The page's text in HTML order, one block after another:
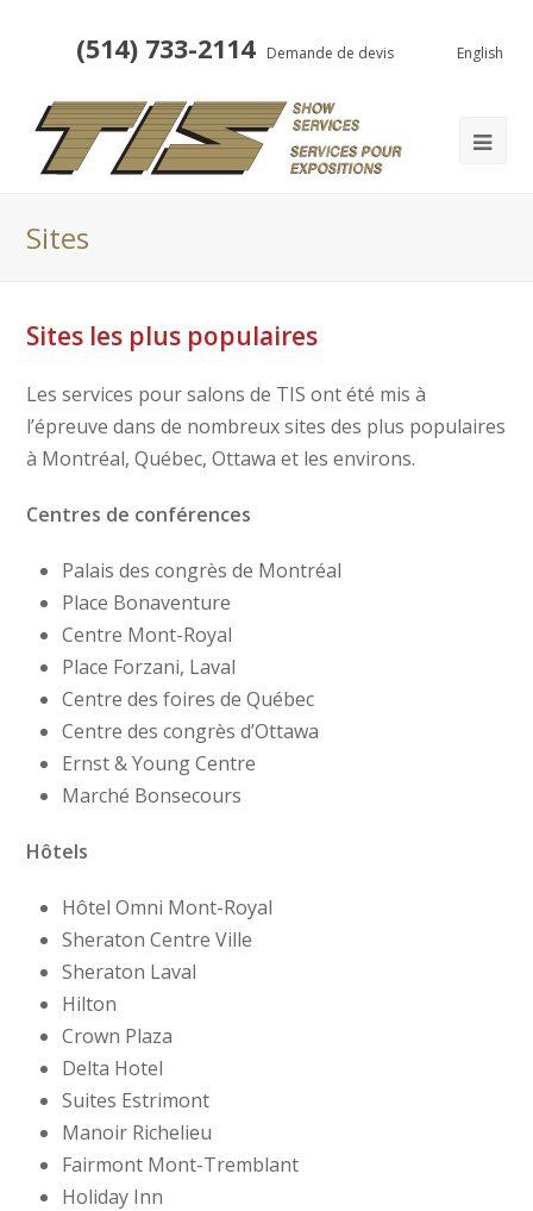
English
(514) 733-2114 Demande de devis
Sites
Sites les plus populaires
Les services pour salons de TIS ont été mis à
l’épreuve dans de nombreux sites des plus populaires
à Montréal, Québec, Ottawa et les environs.
Centres de conférences
Palais des congrès de Montréal
Place Bonaventure
Centre Mont-Royal
Place Forzani, Laval
Centre des foires de Québec
Centre des congrès d’Ottawa
Ernst & Young Centre
Marché Bonsecours
Hôtels
Hôtel Omni Mont-Royal
Sheraton Centre Ville
Sheraton Laval
Hilton
Crown Plaza
Delta Hotel
Suites Estrimont
Manoir Richelieu
Fairmont Mont-Tremblant
Holiday Inn